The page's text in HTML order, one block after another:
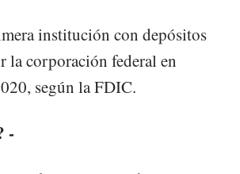
institución con depósitos
la corporación federal en
según la FDIC.
-